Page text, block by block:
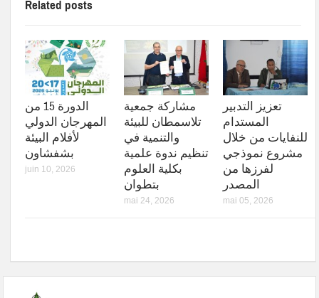
Related posts
الدورة 15 من
المهرجان الدولي
لأفلام البيئة
بشفشاون
juin 10, 2026
مشاركة جمعية
تلاسمطان للبيئة
والتنمية في
تنظيم ندوة علمية
بكلية العلوم
بتطوان
mai 24, 2026
تعزيز التدبير
المستدام
للنفايات من خلال
مشروع نموذجي
لفرزها من
المصدر
mai 05, 2026